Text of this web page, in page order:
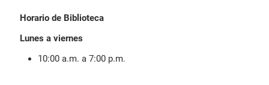
Horario de Biblioteca
Lunes a viernes
10:00 a.m. a 7:00 p.m.